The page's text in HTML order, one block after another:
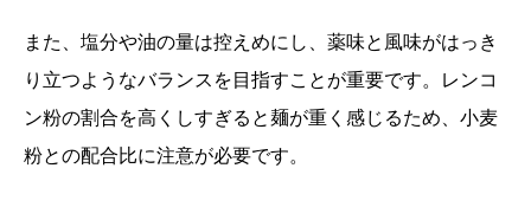
また、塩分や油の量は控えめにし、薬味と風味がはっき
り立つようなバランスを目指すことが重要です。レンコ
ン粉の割合を高くしすぎると麺が重く感じるため、小麦
粉との配合比に注意が必要です。